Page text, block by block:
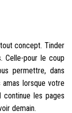
concept. Tinder
Celle-pour le coup
permettre, dans
lorsque votre
continue les pages
demain.